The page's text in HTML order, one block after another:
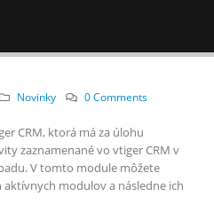
Novinky 0 Comments
CRM, ktorá má za úlohu
zaznamenané vo vtiger CRM v
V tomto module môžete
modulov a následne ich